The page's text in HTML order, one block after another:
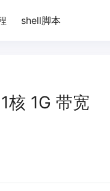
shell脚本
核 1G 带宽